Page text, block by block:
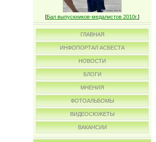
[Бал выпускников-медалистов 2010г.]
ГЛАВНАЯ
ИНФОПОРТАЛ АСБЕСТА
НОВОСТИ
БЛОГИ
МНЕНИЯ
ФОТОАЛЬБОМЫ
ВИДЕОСЮЖЕТЫ
ВАКАНСИИ